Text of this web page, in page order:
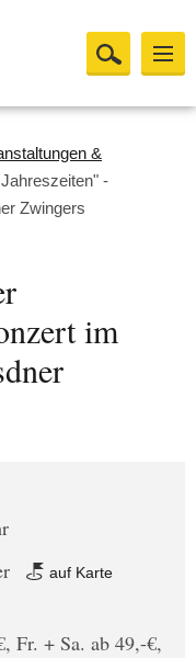
&
-
Zwingers
im
auf Karte
Fr. + Sa. ab 49,-€,